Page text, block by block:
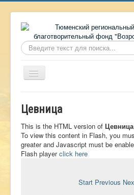
Искать...
Включить/
выключить
О фонде
Онлайн библиотека
Видеоматериалы
Сайт проекта Достоевский
Цевница
This is the HTML version of
To view this content in Flash, you
greater and Javascript must be
Flash playerclick here
Start Previous